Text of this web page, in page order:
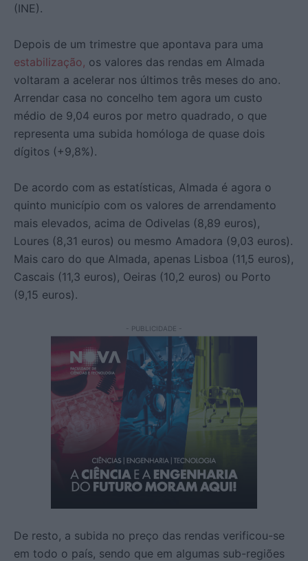
(INE).
Depois de um trimestre que apontava para uma
estabilização, os valores das rendas em Almada
voltaram a acelerar nos últimos três meses do ano.
Arrendar casa no concelho tem agora um custo
médio de 9,04 euros por metro quadrado, o que
representa uma subida homóloga de quase dois
dígitos (+9,8%).
De acordo com as estatísticas, Almada é agora o
quinto município com os valores de arrendamento
mais elevados, acima de Odivelas (8,89 euros),
Loures (8,31 euros) ou mesmo Amadora (9,03 euros).
Mais caro do que Almada, apenas Lisboa (11,5 euros),
Cascais (11,3 euros), Oeiras (10,2 euros) ou Porto
(9,15 euros).
- PUBLICIDADE -
De resto, a subida no preço das rendas verificou-se
em todo o país, sendo que em algumas sub-regiões